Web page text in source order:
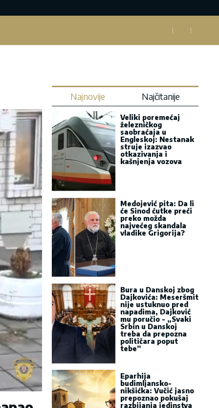
Najnovije Najčitanije
Veliki poremećaj
železničkog
saobraćaja u
Engleskoj: Nestanak
struje izazvao
otkazivanja i
kašnjenja vozova
Medojević pita: Da li
će Sinod ćutke preći
preko možda
najvećeg skandala
vladike Grigorija?
Bura u Danskoj zbog
Dajkovića: Meseršmit
nije ustuknuo pred
napadima, Dajković
mu poručio - „Svaki
Srbin u Danskoj
treba da prepozna
političara poput
tebe“
Eparhija
budimljansko-
nikšićka: Vučić jasno
prepoznao pokušaj
razbijanja jedinstva